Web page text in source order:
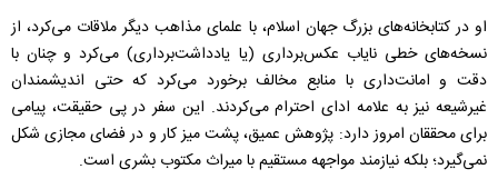
او در کتابخانه‌های بزرگ جهان اسلام، با علمای مذاهب دیگر ملاقات می‌کرد، از
نسخه‌های خطی نایاب عکس‌برداری (یا یادداشت‌برداری) می‌کرد و چنان با
دقت و امانت‌داری با منابع مخالف برخورد می‌کرد که حتی اندیشمندان
غیرشیعه نیز به علامه ادای احترام می‌کردند. این سفر در پی حقیقت، پیامی
برای محققان امروز دارد: پژوهش عمیق، پشت میز کار و در فضای مجازی شکل
نمی‌گیرد؛ بلکه نیازمند مواجهه مستقیم با میراث مکتوب بشری است.